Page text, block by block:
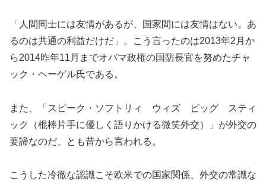
「人間同士には友情があるが、国家間には友情はない。あ
るのは共通の利益だけだ」。こう言ったのは2013年2月か
ら2014昨年11月までオバマ政権の国防長官を努めたチャ
ック・ヘーゲル氏である。
また、「スピーク・ソフトリィ ウィズ ビッグ スティ
ック（棍棒片手に優しく語りかける微笑外交）」が外交の
要諦なのだ、とも昔から言われる。
こうした冷徹な認識こそ欧米での国家関係、外交の常識な